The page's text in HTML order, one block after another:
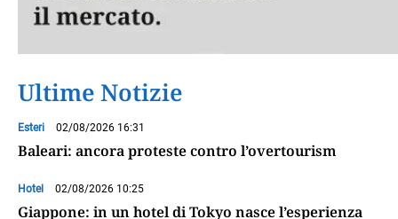
Ultime Notizie
Esteri 02/08/2026 16:31
Baleari: ancora proteste contro l’overtourism
Hotel 02/08/2026 10:25
Giappone: in un hotel di Tokyo nasce l’esperienza